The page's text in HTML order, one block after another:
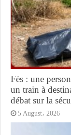
Fès : une
un train à
débat sur la
5 August، 2026